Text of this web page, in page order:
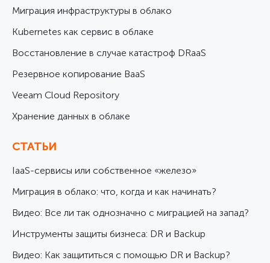
Миграция инфраструктуры в облако
Kubernetes как сервис в облаке
Восстановление в случае катастроф DRaaS
Резервное копирование BaaS
Veeam Cloud Repository
Хранение данных в облаке
СТАТЬИ
IaaS-сервисы или собственное «железо»
Миграция в облако: что, когда и как начинать?
Видео: Все ли так однозначно с миграцией на запад?
Инструменты защиты бизнеса: DR и Backup
Видео: Как защититься с помощью DR и Backup?